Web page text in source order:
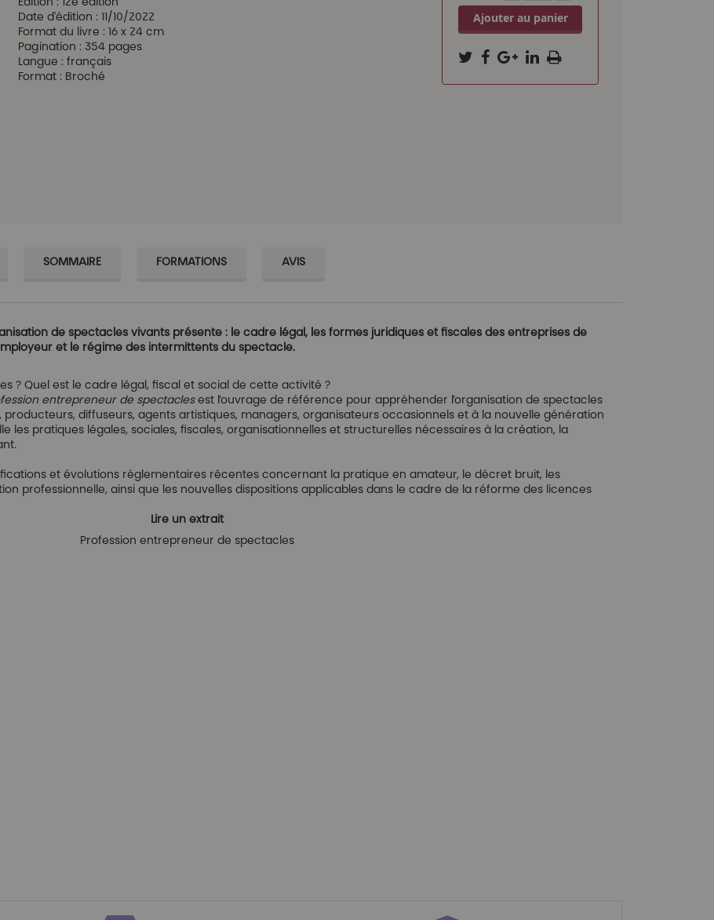
Édition : 12e édition
Date d'édition : 11/10/2022
Format du livre : 16 x 24 cm
Pagination : 354 pages
Langue : français
Format : Broché
Ajouter au panier
de spectacles vivants présente : le cadre légal, les formes juridiques et fiscales des entreprises de
et le régime des intermittents du spectacle.
? Quel est le cadre légal, fiscal et social de cette activité ?
entrepreneur de spectaclesest l’ouvrage de référence pour appréhender l’organisation de spectacles
producteurs, diffuseurs, agents artistiques, managers, organisateurs occasionnels et à la nouvelle génération
les pratiques légales, sociales, fiscales, organisationnelles et structurelles nécessaires à la création, la
et évolutions réglementaires récentes concernant la pratique en amateur, le décret bruit, les
professionnelle, ainsi que les nouvelles dispositions applicables dans le cadre de la réforme des licences
Lire un extrait
Profession entrepreneur de spectacles
SOMMAIRE FORMATIONS AVIS